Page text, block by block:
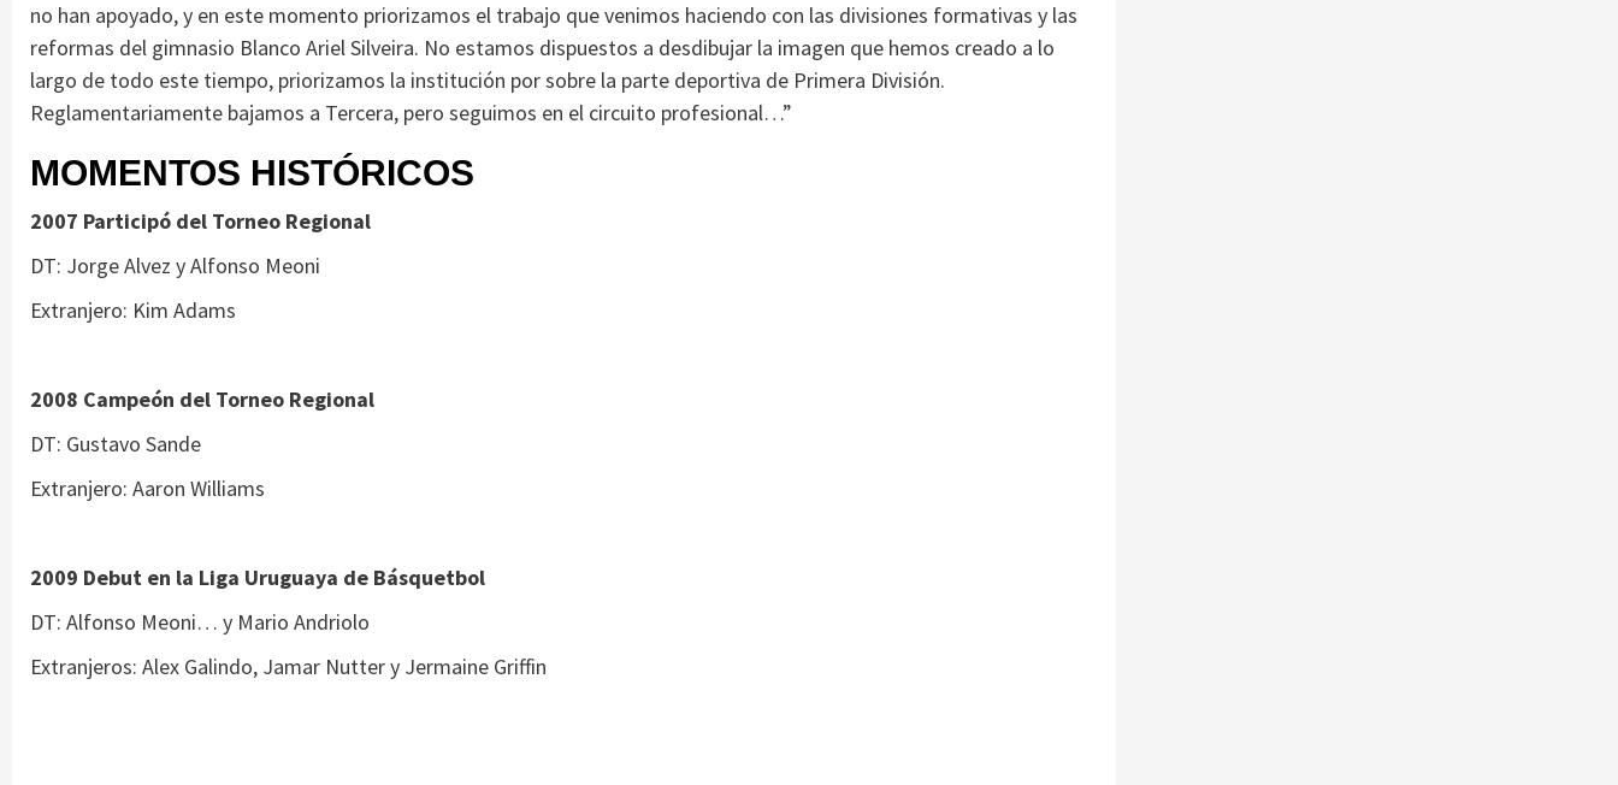
no han apoyado, y en este momento priorizamos el trabajo que venimos haciendo con las divisiones formativas y las
reformas del gimnasio Blanco Ariel Silveira. No estamos dispuestos a desdibujar la imagen que hemos creado a lo
largo de todo este tiempo, priorizamos la institución por sobre la parte deportiva de Primera División.
Reglamentariamente bajamos a Tercera, pero seguimos en el circuito profesional…”
MOMENTOS HISTÓRICOS
2007 Participó del Torneo Regional
DT: Jorge Alvez y Alfonso Meoni
Extranjero: Kim Adams
2008 Campeón del Torneo Regional
DT: Gustavo Sande
Extranjero: Aaron Williams
2009 Debut en la Liga Uruguaya de Básquetbol
DT: Alfonso Meoni… y Mario Andriolo
Extranjeros: Alex Galindo, Jamar Nutter y Jermaine Griffin